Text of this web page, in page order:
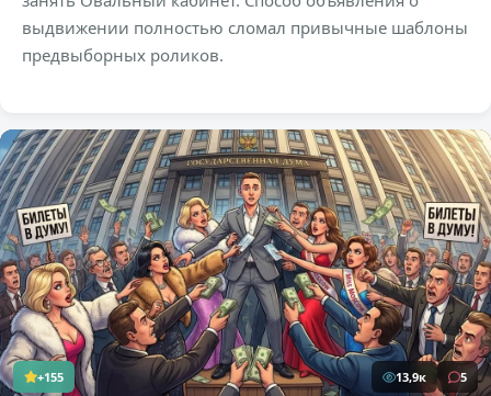
выдвижении полностью сломал привычные шаблоны
предвыборных роликов.
+155 13,9к 5